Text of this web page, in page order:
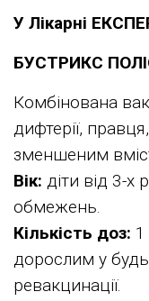
У Лікарні
БУСТРИКС
Комбінована
дифтерії,
зменшеним
Вік: діти від 3-х
обмежень.
Кількість доз: 1
дорослим у
ревакцинації.